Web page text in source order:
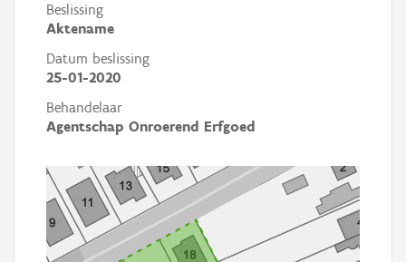
Beslissing
Aktename
Datum beslissing
25-01-2020
Behandelaar
Agentschap Onroerend Erfgoed